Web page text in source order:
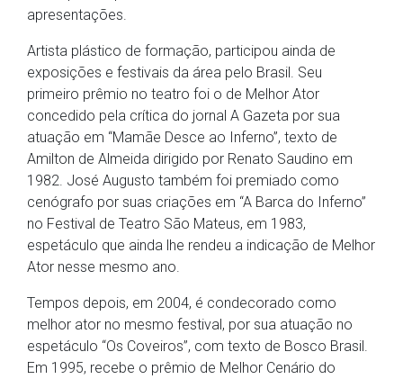
apresentações.
Artista plástico de formação, participou ainda de
exposições e festivais da área pelo Brasil. Seu
primeiro prêmio no teatro foi o de Melhor Ator
concedido pela crítica do jornal A Gazeta por sua
atuação em “Mamãe Desce ao Inferno”, texto de
Amilton de Almeida dirigido por Renato Saudino em
1982. José Augusto também foi premiado como
cenógrafo por suas criações em “A Barca do Inferno”
no Festival de Teatro São Mateus, em 1983,
espetáculo que ainda lhe rendeu a indicação de Melhor
Ator nesse mesmo ano.
Tempos depois, em 2004, é condecorado como
melhor ator no mesmo festival, por sua atuação no
espetáculo “Os Coveiros”, com texto de Bosco Brasil.
Em 1995, recebe o prêmio de Melhor Cenário do